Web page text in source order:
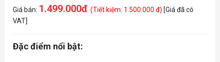
Giá bán: 1.499.000đ (Tiết kiệm: 1.500.000 đ) [Giá đã có
VAT]
Đặc điểm nổi bật: